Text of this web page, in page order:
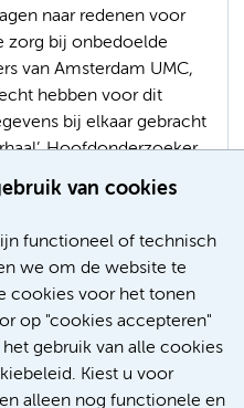
van cookies
functioneel of technisch
we om de website te
cookies voor het tonen
op "cookies accepteren"
gebruik van alle cookies
Kiest u voor
alleen nog functionele en
naar redenen voor
zorg bij onbedoelde
van Amsterdam UMC,
hebben voor dit
bij elkaar gebracht
Hoofdonderzoeker
UMC en
naar redenen lijkt weinig